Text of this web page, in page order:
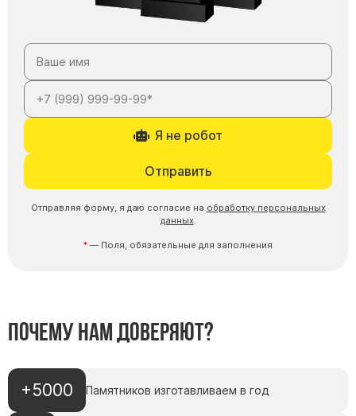
Я не робот
Отправить
Отправляя форму, я даю согласие на обработку персональных
данных.
— Поля, обязательные для заполнения
Почему нам доверяют?
+5000 Памятников изготавливаем в год